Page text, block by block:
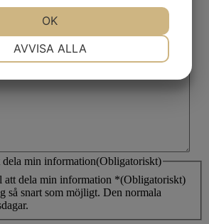
min information(Obligatoriskt)
att dela min information *(Obligatoriskt)
så snart som möjligt. Den normala
AVVISA ALLA
OK